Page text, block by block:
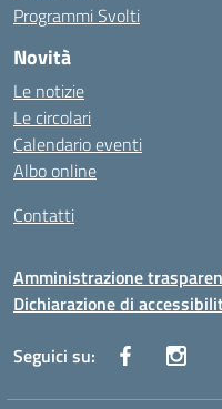
Programmi Svolti
Novità
Le notizie
Le circolari
Calendario eventi
Albo online
Contatti
Amministrazione
Dichiarazione di
Seguici su: